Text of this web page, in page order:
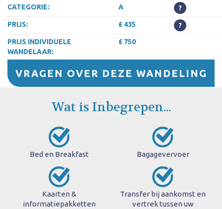
CATEGORIE:
A ?
PRIJS: £ 435 ?
PRIJS INDIVIDUELE
WANDELAAR:
£ 750
VRAGEN OVER DEZE WANDELING
Wat is Inbegrepen...
Bed en Breakfast Bagagevervoer
Kaarten &
informatiepakketten
Transfer bij aankomst en
vertrek tussen uw